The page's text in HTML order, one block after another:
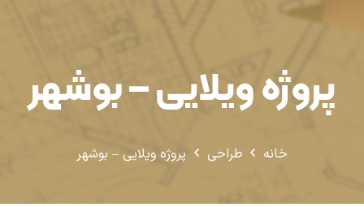
پروژه ویلایی – بوشهر
خانه طراحی پروژه ویلایی – بوشهر